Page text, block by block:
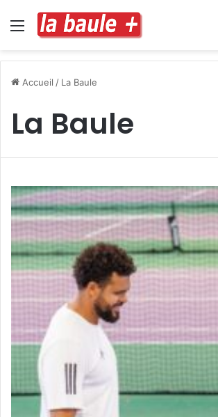
Menu
Accueil / La Baule
La Baule